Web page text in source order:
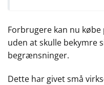
Forbrugere kan nu
uden at skulle bekymre
begrænsninger.
Dette har givet små